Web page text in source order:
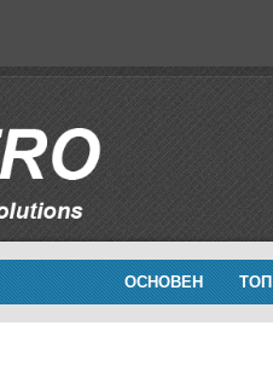
ОСНОВЕН